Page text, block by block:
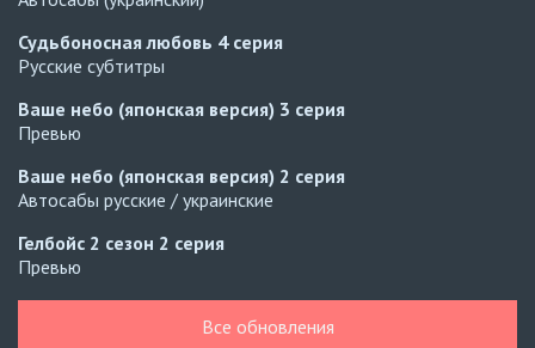
Судьбоносная любовь 4 серия
Русские субтитры
Ваше небо (японская версия) 3 серия
Превью
Ваше небо (японская версия) 2 серия
Автосабы русские / украинские
Гелбойс 2 сезон 2 серия
Превью
Автосабы русские / украинские
Все обновления